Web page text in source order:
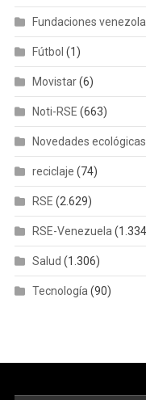
Fundaciones
Fútbol (1)
Movistar(6)
Noti-RSE (663)
Novedades ecológicas
reciclaje (74)
RSE (2.629)
RSE-Venezuela
Salud (1.306)
Tecnología (90)